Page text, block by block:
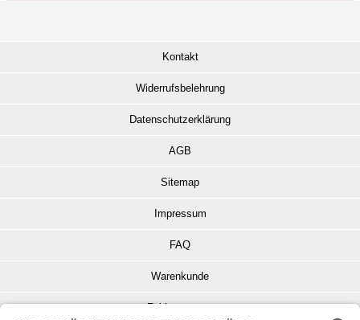
Kontakt
Widerrufsbelehrung
Datenschutzerklärung
AGB
Sitemap
Impressum
FAQ
Warenkunde
Zahlungsarten